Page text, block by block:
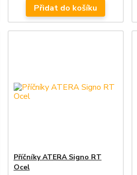
Přidat do košíku
Příčníky ATERA Signo RT
Ocel